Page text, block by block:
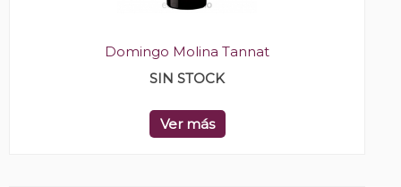
Domingo Molina Tannat
SIN STOCK
Ver más